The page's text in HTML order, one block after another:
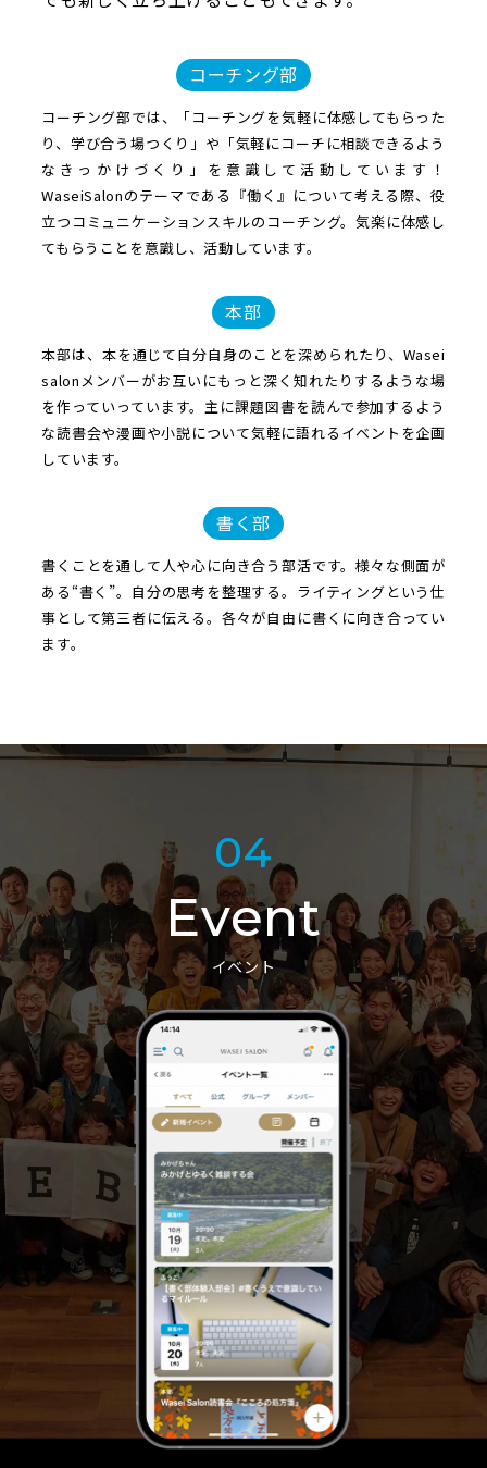
コーチング部
コーチング部では、「コーチングを気軽に体感してもらった
り、学び合う場つくり」や「気軽にコーチに相談できるよう
なきっかけづくり」を意識して活動しています！
WaseiSalonのテーマである『働く』について考える際、役
立つコミュニケーションスキルのコーチング。気楽に体感し
てもらうことを意識し、活動しています。
本部
本部は、本を通じて自分自身のことを深められたり、Wasei
salonメンバーがお互いにもっと深く知れたりするような場
を作っていっています。主に課題図書を読んで参加するよう
な読書会や漫画や小説について気軽に語れるイベントを企画
しています。
書く部
書くことを通して人や心に向き合う部活です。様々な側面が
ある“書く”。自分の思考を整理する。ライティングという仕
事として第三者に伝える。各々が自由に書くに向き合ってい
ます。
04
Event
イベント